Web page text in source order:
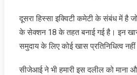
दूसरा हिस्सा इक्विटी कमेटी के संबंध में है
के सेक्शन 18 के तहत बनाई गई है। इन खास
समुदाय के लिए कोई खास प्रतिनिधित्व नहीं
सीजेआई ने भी हमारी इस दलील को माना